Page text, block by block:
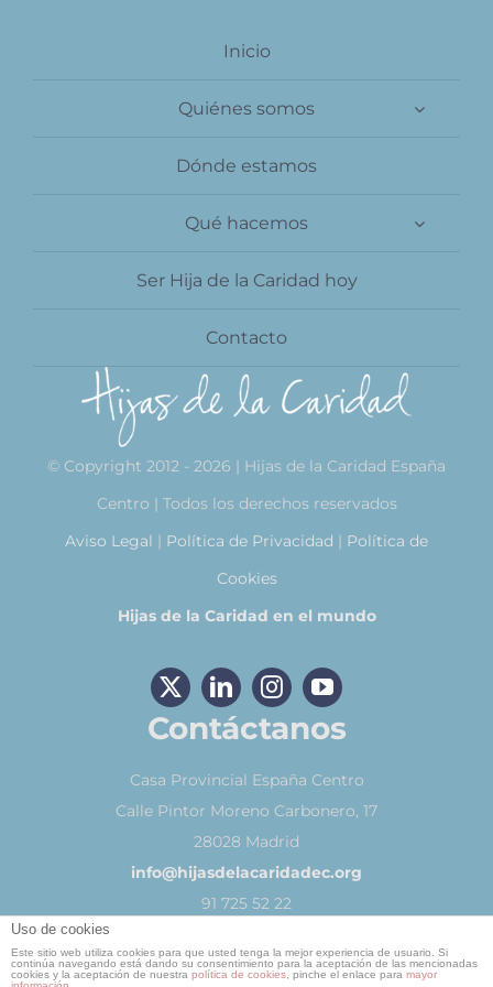
Inicio
Quiénes somos
Dónde estamos
Qué hacemos
Ser Hija de la Caridad hoy
Contacto
© Copyright 2012 - 2026 | Hijas de la Caridad España
Centro | Todos los derechos reservados
Aviso Legal | Política de Privacidad | Política de
Cookies
Hijas de la Caridad en el mundo
Contáctanos
Casa Provincial España Centro
Calle Pintor Moreno Carbonero, 17
28028 Madrid
info@hijasdelacaridadec.org
91 725 52 22
Uso de cookies
Este sitio web utiliza cookies para que usted tenga la mejor experiencia de usuario. Si
continúa navegando está dando su consentimiento para la aceptación de las mencionadas
cookies y la aceptación de nuestra política de cookies , pinche el enlace para mayor